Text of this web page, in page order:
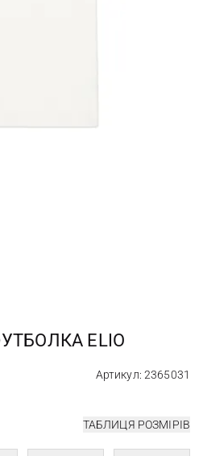
ELIO
Артикул: 2365031
ТАБЛИЦЯ РОЗМІРІВ